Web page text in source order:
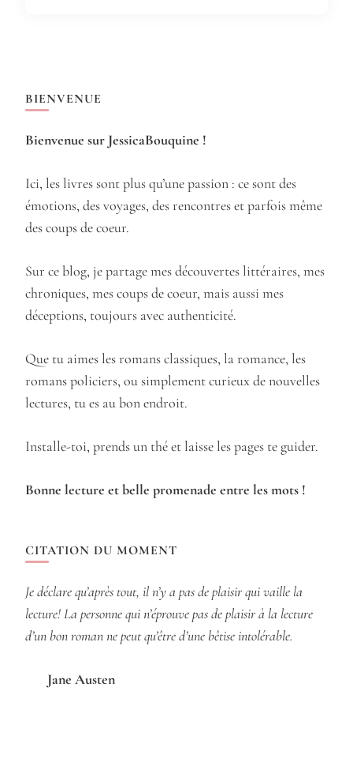
BIENVENUE
Bienvenue sur JessicaBouquine !
Ici, les livres sont plus qu’une passion : ce sont des
émotions, des voyages, des rencontres et parfois même
des coups de coeur.
Sur ce blog, je partage mes découvertes littéraires, mes
chroniques, mes coups de coeur, mais aussi mes
déceptions, toujours avec authenticité.
Que tu aimes les romans classiques, la romance, les
romans policiers, ou simplement curieux de nouvelles
lectures, tu es au bon endroit.
Installe-toi, prends un thé et laisse les pages te guider.
Bonne lecture et belle promenade entre les mots !
CITATION DU MOMENT
Je déclare qu’après tout, il n’y a pas de plaisir qui vaille la
lecture! La personne qui n’éprouve pas de plaisir à la lecture
d’un bon roman ne peut qu’être d’une bêtise intolérable.
Jane Austen